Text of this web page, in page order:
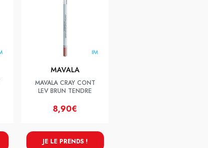
MAVALA
MAVALA CRAY CONT
LEV BRUN TENDRE
8,90€
JE LE PRENDS !